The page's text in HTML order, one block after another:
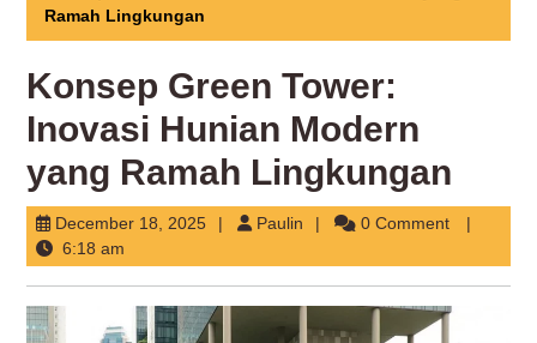
Ramah Lingkungan
Konsep Green Tower:
Inovasi Hunian Modern
yang Ramah Lingkungan
December 18, 2025December
2025
Paulin Paulin
0 Comment
6:18 am